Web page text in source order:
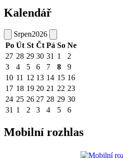
Kalendář
Srpen2026
Po Út St Čt Pá So Ne
27 28 29 30 31 1
2
3
4 5 6 7 8
9
10 11 12 13 14 15 16
17 18 19 20 21 22 23
24 25 26 27 28 29 30
31 1 2 3 4 5 6
Mobilní rozhlas